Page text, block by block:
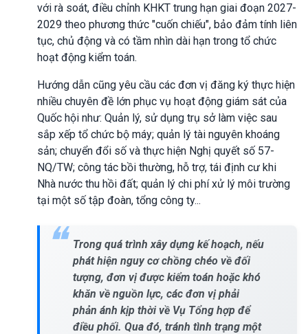
với rà soát, điều chỉnh KHKT trung hạn giai đoạn 2027-
2029 theo phương thức "cuốn chiếu", bảo đảm tính liên
tục, chủ động và có tầm nhìn dài hạn trong tổ chức
hoạt động kiểm toán.
Hướng dẫn cũng yêu cầu các đơn vị đăng ký thực hiện
nhiều chuyên đề lớn phục vụ hoạt động giám sát của
Quốc hội như: Quản lý, sử dụng trụ sở làm việc sau
sắp xếp tổ chức bộ máy; quản lý tài nguyên khoáng
sản; chuyển đổi số và thực hiện Nghị quyết số 57-
NQ/TW; công tác bồi thường, hỗ trợ, tái định cư khi
Nhà nước thu hồi đất; quản lý chi phí xử lý môi trường
tại một số tập đoàn, tổng công ty...
Trong quá trình xây dựng kế hoạch, nếu
phát hiện nguy cơ chồng chéo về đối
tượng, đơn vị được kiểm toán hoặc khó
khăn về nguồn lực, các đơn vị phải
phản ánh kịp thời về Vụ Tổng hợp để
điều phối. Qua đó, tránh tình trạng một